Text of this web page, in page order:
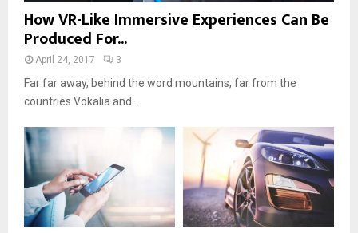
How VR-Like Immersive Experiences Can Be
Produced For...
April 24, 2017 3
Far far away, behind the word mountains, far from the
countries Vokalia and...